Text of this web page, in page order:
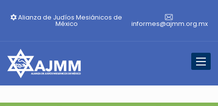
Alianza de Judíos Mesiánicos de
México informes@ajmm.org.mx